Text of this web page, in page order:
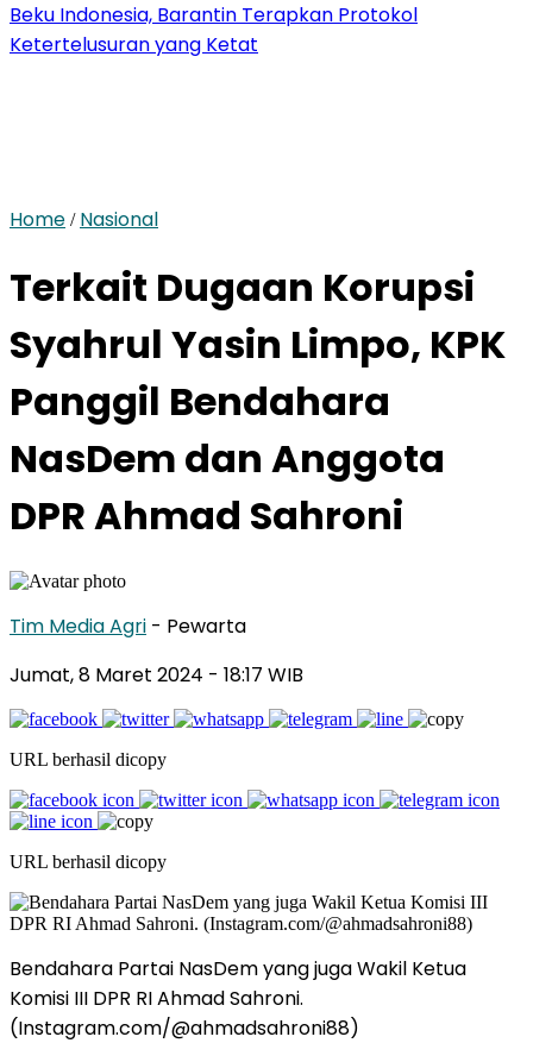
Beku Indonesia, Barantin Terapkan Protokol
Ketertelusuran yang Ketat
Home / Nasional
Terkait Dugaan Korupsi
Syahrul Yasin Limpo, KPK
Panggil Bendahara
NasDem dan Anggota
DPR Ahmad Sahroni
Tim Media Agri - Pewarta
Jumat, 8 Maret 2024 - 18:17 WIB
URL berhasil dicopy
URL berhasil dicopy
Bendahara Partai NasDem yang juga Wakil Ketua
Komisi III DPR RI Ahmad Sahroni.
(Instagram.com/@ahmadsahroni88)